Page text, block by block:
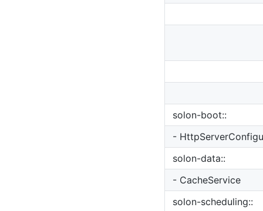
solon-boot::
-
solon-data::
- CacheService
solon-scheduling::